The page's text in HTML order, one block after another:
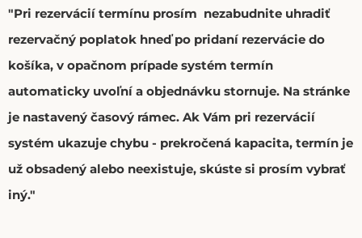
"Pri rezervácií termínu prosím nezabudnite uhradiť
rezervačný poplatok hneď po pridaní rezervácie do
košíka, v opačnom prípade systém termín
automaticky uvoľní a objednávku stornuje. Na stránke
je nastavený časový rámec. Ak Vám pri rezervácií
systém ukazuje chybu - prekročená kapacita, termín je
už obsadený alebo neexistuje, skúste si prosím vybrať
iný."